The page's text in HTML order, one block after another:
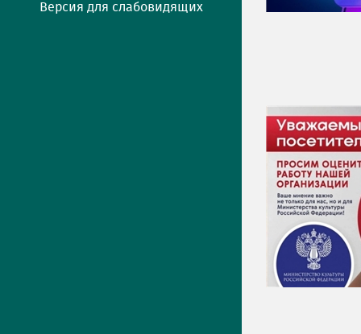
Версия для слабовидящих